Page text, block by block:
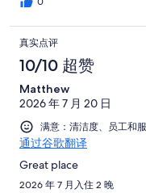
真实点评
10/10 超赞
Matthew
2026 年 7 月 20 日
满意：清洁度、员工和
通过谷歌翻译
Great place
2026 年 7 月入住 2 晚